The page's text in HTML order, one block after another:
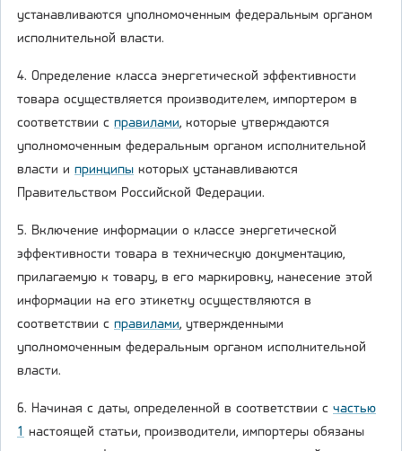
устанавливаются уполномоченным федеральным органом
исполнительной власти.
4. Определение класса энергетической эффективности
товара осуществляется производителем, импортером в
соответствии с правилами, которые утверждаются
уполномоченным федеральным органом исполнительной
власти и принципы которых устанавливаются
Правительством Российской Федерации.
5. Включение информации о классе энергетической
эффективности товара в техническую документацию,
прилагаемую к товару, в его маркировку, нанесение этой
информации на его этикетку осуществляются в
соответствии с правилами, утвержденными
уполномоченным федеральным органом исполнительной
власти.
6. Начиная с даты, определенной в соответствии с частью
1 настоящей статьи, производители, импортеры обязаны